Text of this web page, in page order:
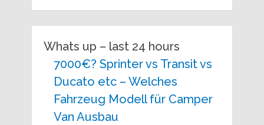
Whats up – last 24 hours
7000€? Sprinter vs Transit vs
Ducato etc – Welches
Fahrzeug Modell für Camper
Van Ausbau